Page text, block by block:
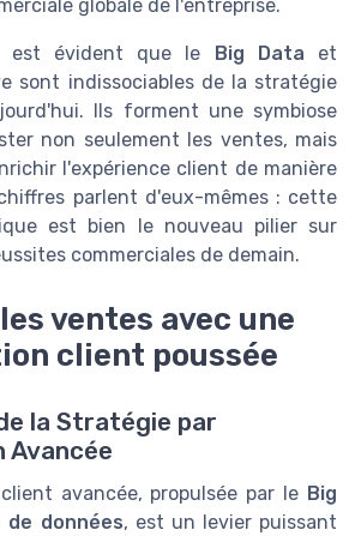
globale de l'entreprise.
est évident que le Big Data et
sont indissociables de la stratégie
Ils forment une symbiose
non seulement les ventes, mais
l'expérience client de manière
parlent d'eux-mêmes : cette
est bien le nouveau pilier sur
commerciales de demain.
ventes avec une
client poussée
la Stratégie par
Avancée
avancée, propulsée par le Big
de données, est un levier puissant